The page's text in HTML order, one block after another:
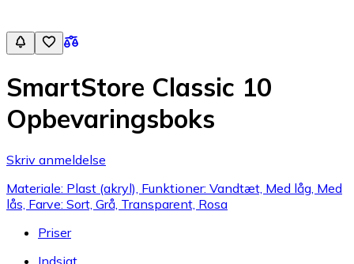
SmartStore Classic 10
Opbevaringsboks
Skriv anmeldelse
Materiale: Plast (akryl), Funktioner: Vandtæt, Med låg, Med
lås, Farve: Sort, Grå, Transparent, Rosa
Priser
Indsigt